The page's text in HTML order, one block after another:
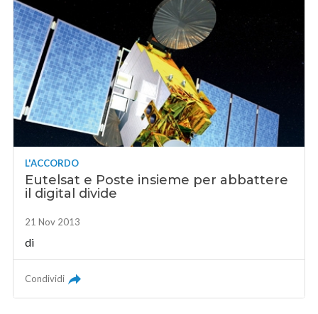
L'ACCORDO
Eutelsat e Poste insieme per abbattere
il digital divide
21 Nov 2013
di
Condividi